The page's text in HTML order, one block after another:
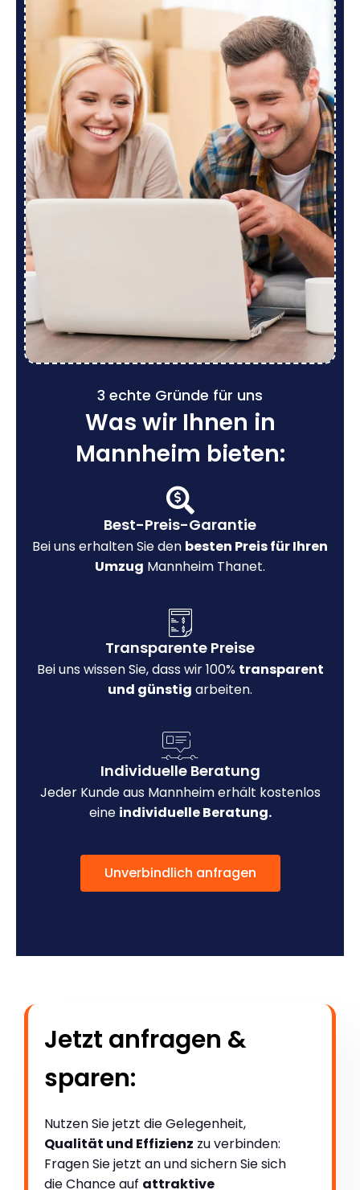
3 echte Gründe für uns
Was wir Ihnen in
Mannheim bieten:
Best-Preis-Garantie
Bei uns erhalten Sie den besten Preis für Ihren
Umzug Mannheim Thanet.
Transparente Preise
Bei uns wissen Sie, dass wir 100% transparent
und günstig arbeiten.
Individuelle Beratung
Jeder Kunde aus Mannheim erhält kostenlos
eine individuelle Beratung.
Unverbindlich anfragen
Jetzt anfragen &
sparen:
Nutzen Sie jetzt die Gelegenheit,
Qualität und Effizienz zu verbinden:
Fragen Sie jetzt an und sichern Sie sich
die Chance auf attraktive